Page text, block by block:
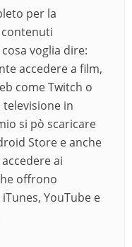
per la
voglia dire:
accedere a film,
come Twitch o
televisione in
si pò scaricare
Store e anche
ai
offrono
YouTube e